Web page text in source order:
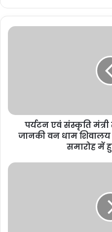
पर्यटन एवं संस्कृति
जानकी वन धाम शिवालय
समारोह में